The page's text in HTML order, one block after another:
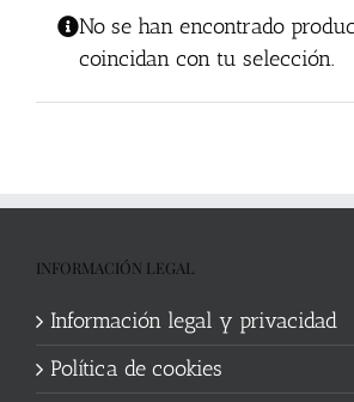
No se han encontrado
coincidan con tu selección.
INFORMACIÓN LEGAL
Información legal y privacidad
Política de cookies